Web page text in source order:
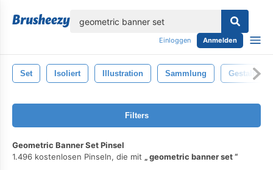
Einloggen Anmelden
Set Isoliert Illustration Sammlung Gestalten
Filters
Geometric Banner Set Pinsel
1.496 kostenlosen Pinseln, die mit
geometric banner set